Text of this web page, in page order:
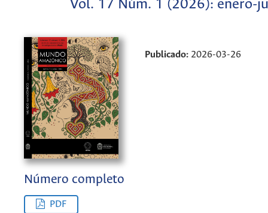
Vol. 17 Núm. 1 (2026): enero-
Publicado: 2026-03-26
Número completo
PDF